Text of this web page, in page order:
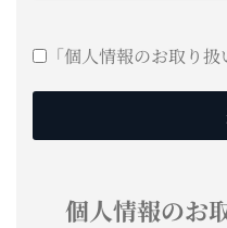
「個人情報のお取り
個人情報のお